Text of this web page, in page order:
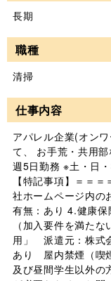
長期
職種
清掃
仕事内容
アパレル企業(オン
て、 お手荒・共用
週5日勤務 ※土・日
【特記事項】＝＝
社ホームページ内の
有無：あり 4.健康保
（加入要件を満た
用」 派遣元：株式
あり 屋内禁煙（喫
及び昼間学生以外の